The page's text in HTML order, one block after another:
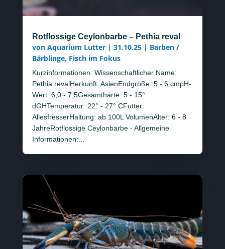
Rotflossige Ceylonbarbe – Pethia reval
von Aquarium Lutter| 31.10.25| Barben /
Bärblinge, Fisch im Fokus
Kurzinformationen: Wissenschaftlicher Name:
Pethia revalHerkunft: AsienEndgröße: 5 - 6 cmpH-
Wert: 6,0 - 7,5Gesamthärte: 5 - 15°
dGHTemperatur: 22° - 27° CFutter:
AllesfresserHaltung: ab 100L VolumenAlter: 6 - 8
JahreRotflossige Ceylonbarbe - Allgemeine
Informationen:...